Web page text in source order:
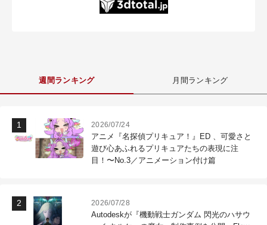
週間ランキング 月間ランキング
2026/07/24
アニメ『名探偵プリキュア！』ED 、可愛さと
遊び心あふれるプリキュアたちの表現に注
目！〜No.3／アニメーション付け篇
2026/07/28
Autodeskが『機動戦士ガンダム 閃光のハサウ